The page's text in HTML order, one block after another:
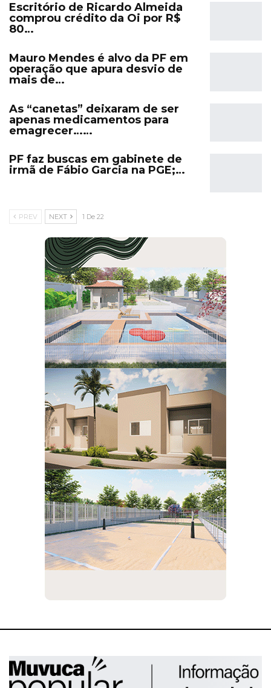
Escritório de Ricardo Almeida
comprou crédito da Oi por R$
80…
Mauro Mendes é alvo da PF em
operação que apura desvio de
mais de…
As “canetas” deixaram de ser
apenas medicamentos para
emagrecer……
PF faz buscas em gabinete de
irmã de Fábio Garcia na PGE;…
PREV NEXT 1 De 22